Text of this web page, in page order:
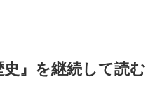
』を継続して読む